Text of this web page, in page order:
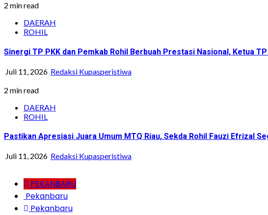
2 min read
DAERAH
ROHIL
Sinergi TP PKK dan Pemkab Rohil Berbuah Prestasi Nasional, Ketua
Juli 11, 2026 Redaksi Kupasperistiwa
2 min read
DAERAH
ROHIL
Pastikan Apresiasi Juara Umum MTQ Riau, Sekda Rohil Fauzi Efrizal
Juli 11, 2026 Redaksi Kupasperistiwa
PEKANBARU
Pekanbaru
Pekanbaru